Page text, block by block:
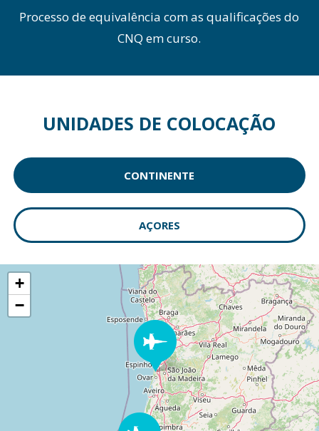
Processo de equivalência com as qualificações do
CNQ em curso.
UNIDADES DE COLOCAÇÃO
CONTINENTE
AÇORES
+
−